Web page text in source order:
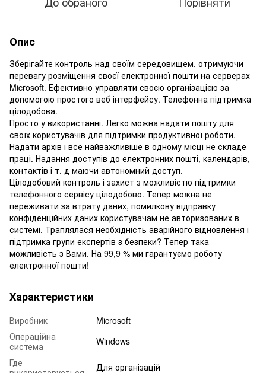
Опис
Зберігайте контроль над своїм середовищем, отримуючи
перевагу розміщення своєї електронної пошти на серверах
Microsoft. Ефективно управляти своєю організацією за
допомогою простого веб інтерфейсу. Телефонна підтримка
цілодобова.
Просто у використанні. Легко можна надати пошту для
своїх користувачів для підтримки продуктивної роботи.
Надати архів і все найважливіше в одному місці не складе
праці. Надання доступів до електронних пошті, календарів,
контактів і т. д маючи автономний доступ.
Цілодобовий контроль і захист з можливістю підтримки
телефонного сервісу цілодобово. Тепер можна не
переживати за втрату даних, помилкову відправку
конфіденційних даних користувачам не авторизованих в
системі. Траплялася необхідність аварійного відновлення і
підтримка групи експертів з безпеки? Тепер така
можливість з Вами. На 99,9 % ми гарантуємо роботу
електронної пошти!
Характеристики
Виробник
Microsoft
Операційна
система
Windows
Где
Для організацій